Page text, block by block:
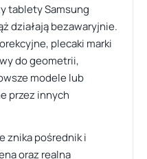
tablety Samsung
działają bezawaryjnie.
plecaki marki
do geometrii,
modele lub
przez innych
znika pośrednik i
oraz realna